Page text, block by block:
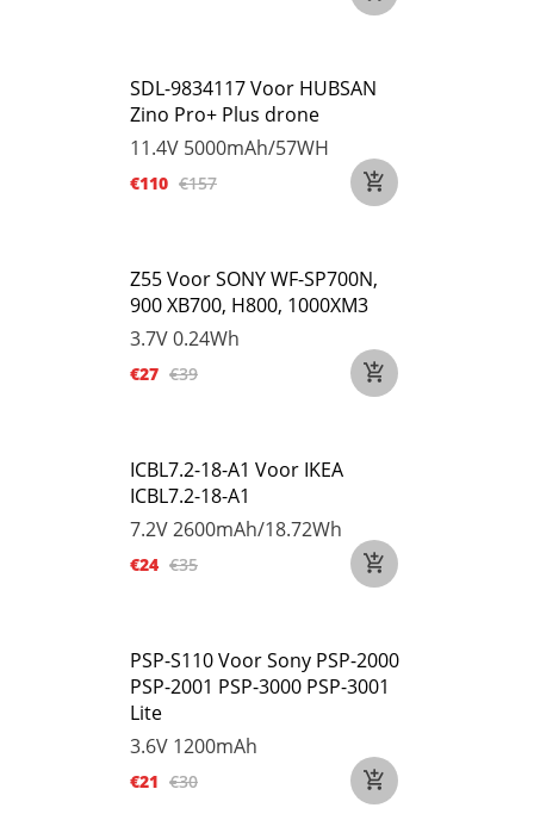
SDL-9834117 Voor HUBSAN
Zino Pro+ Plus drone
11.4V 5000mAh/57WH
€110 €157
Z55 Voor SONY WF-SP700N,
900 XB700, H800, 1000XM3
3.7V0.24Wh
€27 €39
ICBL7.2-18-A1 Voor IKEA
ICBL7.2-18-A1
7.2V2600mAh/18.72Wh
€24 €35
PSP-S110 Voor Sony PSP-2000
PSP-2001 PSP-3000 PSP-3001
Lite
3.6V 1200mAh
€21 €30